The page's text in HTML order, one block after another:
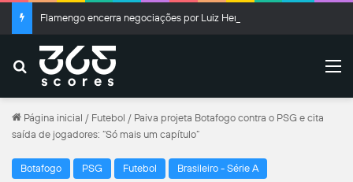
Flamengo encerra negociações por Luiz Henrique
Buscar
Página inicial / Futebol / Paiva projeta Botafogo contra o PSG e cita
saída de jogadores: “Só mais um capítulo”
Botafogo PSG Futebol Brasileiro - Série A